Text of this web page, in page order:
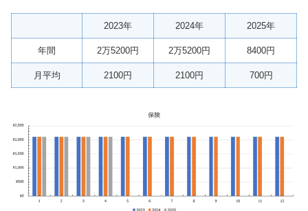
2023年 2024年 2025年
年間 2万5200円 2万5200円 8400円
月平均 2100円 2100円 700円